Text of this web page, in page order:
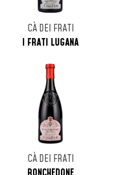
CÀ DEI FRATI
I FRATI LUGANA
CÀ DEI FRATI